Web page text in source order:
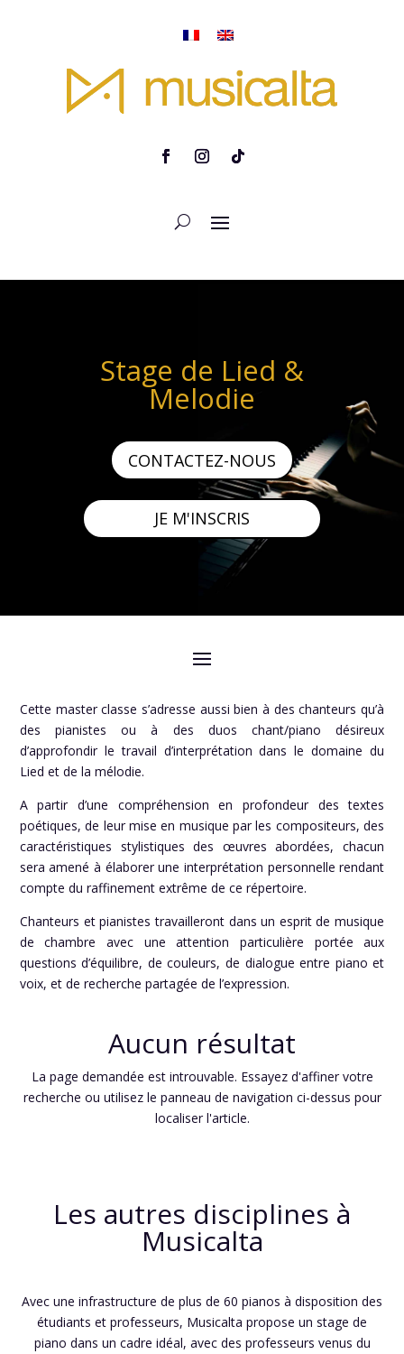
Stage de Lied &
Melodie
CONTACTEZ-NOUS
JE M'INSCRIS
Cette master classe s’adresse aussi bien à des chanteurs qu’à
des pianistes ou à des duos chant/piano désireux
d’approfondir le travail d’interprétation dans le domaine du
Lied et de la mélodie.
A partir d’une compréhension en profondeur des textes
poétiques, de leur mise en musique par les compositeurs, des
caractéristiques stylistiques des œuvres abordées, chacun
sera amené à élaborer une interprétation personnelle rendant
compte du raffinement extrême de ce répertoire.
Chanteurs et pianistes travailleront dans un esprit de musique
de chambre avec une attention particulière portée aux
questions d’équilibre, de couleurs, de dialogue entre piano et
voix, et de recherche partagée de l’expression.
Aucun résultat
La page demandée est introuvable. Essayez d'affiner votre
recherche ou utilisez le panneau de navigation ci-dessus pour
localiser l'article.
Les autres disciplines à
Musicalta
Avec une infrastructure de plus de 60 pianos à disposition des
étudiants et professeurs, Musicalta propose un stage de
piano dans un cadre idéal, avec des professeurs venus du